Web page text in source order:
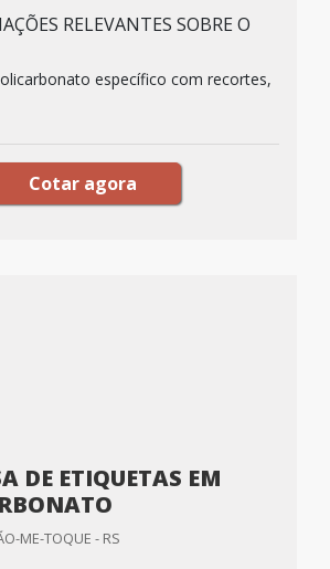
RELEVANTES SOBRE O
específico com recortes,
Cotar agora
DE ETIQUETAS EM
ME-TOQUE - RS